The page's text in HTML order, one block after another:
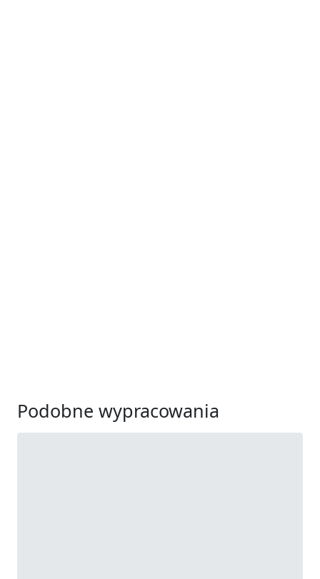
Podobne wypracowania